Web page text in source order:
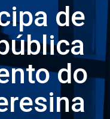
de
do